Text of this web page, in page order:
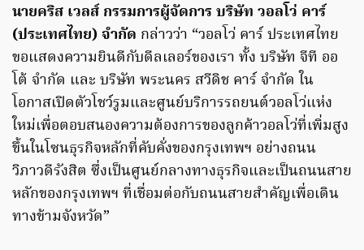
นายคริส เวลส์ กรรมการผู้จัดการ บริษัท วอลโว่ คาร์
(ประเทศไทย) จำกัด กล่าวว่า “วอลโว่ คาร์ ประเทศไทย
ขอแสดงความยินดีกับดีลเลอร์ของเรา ทั้ง บริษัท จีที ออ
โต้ จำกัด และ บริษัท พระนคร สวีดิช คาร์ จำกัด ใน
โอกาสเปิดตัวโชว์รูมและศูนย์บริการรถยนต์วอลโว่แห่ง
ใหม่เพื่อตอบสนองความต้องการของลูกค้าวอลโว่ที่เพิ่มสูง
ขึ้นในโซนธุรกิจหลักที่คับคั่งของกรุงเทพฯ อย่างถนน
วิภาวดีรังสิต ซึ่งเป็นศูนย์กลางทางธุรกิจและเป็นถนนสาย
หลักของกรุงเทพฯ ที่เชื่อมต่อกับถนนสายสำคัญเพื่อเดิน
ทางข้ามจังหวัด”